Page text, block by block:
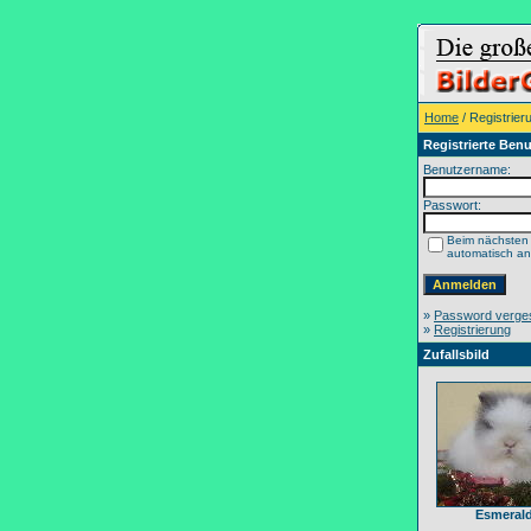
Home /
Registrierte
Benutzername:
Passwort:
Beim
automatisch
» Password
» Registrierung
Zufallsbild